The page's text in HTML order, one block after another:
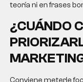
teoría ni en frases
¿CUÁNDO
Conviene meterle